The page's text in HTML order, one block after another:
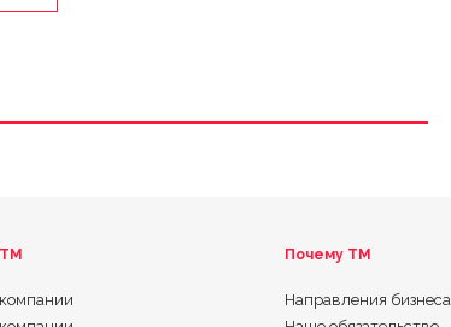
Почему TM
Направления бизнеса